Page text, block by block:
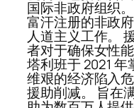
国际非政府组织
富汗注册的非政
人道主义工作。
者对于确保女性
塔利班于 2021
维艰的经济陷入
援助削减。 旨在